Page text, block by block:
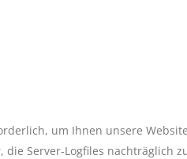
um Ihnen unsere
Server-Logfiles nachträglich